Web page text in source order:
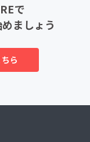
で
ましょう
ら